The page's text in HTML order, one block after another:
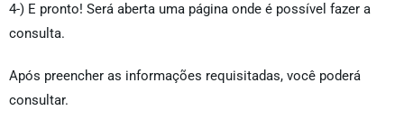
4-) E pronto! Será aberta uma página onde é possível fazer a
consulta.
Após preencher as informações requisitadas, você poderá
consultar.